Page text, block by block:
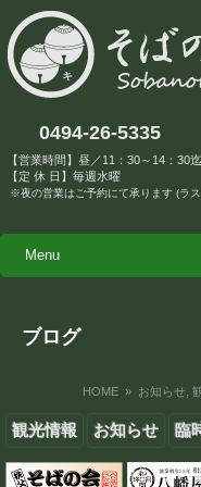
0494-26-5335
【営業時間】昼／11：30～14：30
【定 休 日】毎週水曜
※夜の営業はご予約にて承ります (ラ
Menu
ブログ
HOME » お知らせ
観光情報 お知らせ 臨